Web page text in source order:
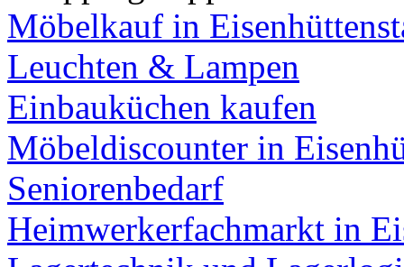
Möbelkauf in
Leuchten & Lampen
Einbauküchen kaufen
Möbeldiscounter in
Seniorenbedarf
Heimwerkerfachmarkt in